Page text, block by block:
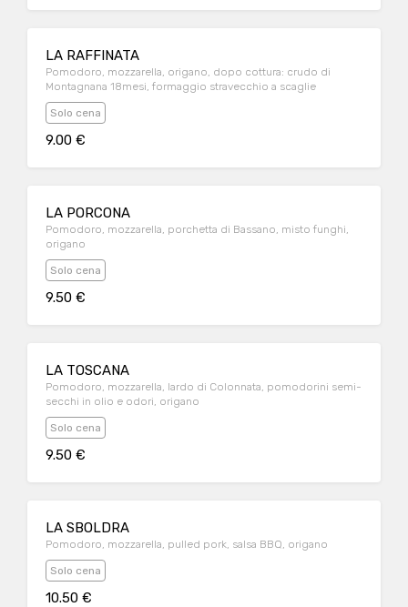
LA RAFFINATA
Pomodoro, mozzarella, origano, dopo cottura: crudo di
Montagnana 18mesi, formaggio stravecchio a scaglie
Solo cena
9.00 €
LA PORCONA
Pomodoro, mozzarella, porchetta di Bassano, misto funghi,
origano
Solo cena
9.50 €
LA TOSCANA
Pomodoro, mozzarella, lardo di Colonnata, pomodorini semi-
secchi in olio e odori, origano
Solo cena
9.50 €
LA SBOLDRA
Pomodoro, mozzarella, pulled pork, salsa BBQ, origano
Solo cena
10.50 €